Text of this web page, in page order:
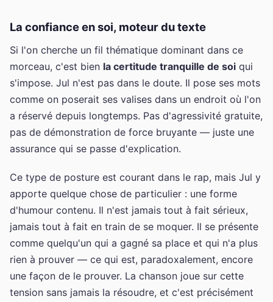
La confiance en soi, moteur du texte
Si l'on cherche un fil thématique dominant dans ce
morceau, c'est bien la certitude tranquille de soi qui
s'impose. Jul n'est pas dans le doute. Il pose ses mots
comme on poserait ses valises dans un endroit où l'on
a réservé depuis longtemps. Pas d'agressivité gratuite,
pas de démonstration de force bruyante — juste une
assurance qui se passe d'explication.
Ce type de posture est courant dans le rap, mais Jul y
apporte quelque chose de particulier : une forme
d'humour contenu. Il n'est jamais tout à fait sérieux,
jamais tout à fait en train de se moquer. Il se présente
comme quelqu'un qui a gagné sa place et qui n'a plus
rien à prouver — ce qui est, paradoxalement, encore
une façon de le prouver. La chanson joue sur cette
tension sans jamais la résoudre, et c'est précisément